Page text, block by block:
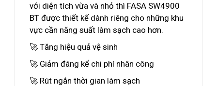
với diện tích vừa và nhỏ thì FASA SW4900
BT được thiết kế dành riêng cho những khu
vực cần năng suất làm sạch cao hơn.
🚀 Tăng hiệu quả vệ sinh
🚀 Giảm đáng kể chi phí nhân công
🚀 Rút ngắn thời gian làm sạch